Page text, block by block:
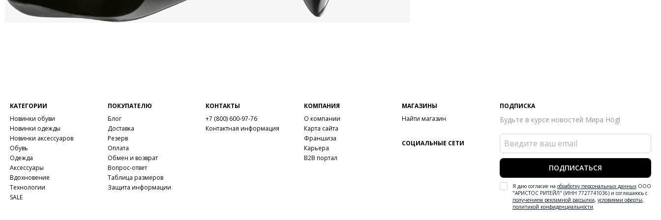
КАТЕГОРИИ
Новинки обуви
Новинки одежды
Новинки аксессуаров
Обувь
Одежда
Аксессуары
Вдохновение
Технологии
SALE
ПОКУПАТЕЛЮ
Блог
Доставка
Резерв
Оплата
Обмен и возврат
Вопрос-ответ
Таблица размеров
Защита информации
КОНТАКТЫ
+7 (800) 600-97-76
Контактная информация
КОМПАНИЯ
О компании
Карта сайта
Франшиза
Карьера
B2B портал
МАГАЗИНЫ
Найти магазин
СОЦИАЛЬНЫЕ СЕТИ
ПОДПИСКА
Будьте в курсе новостей Мира Högl
ПОДПИСАТЬСЯ
Я даю согласие на обработку персональных данныхООО
"АРИСТОС РИТЕЙЛ" (ИНН 7727741036) и соглашаюсь с
получением рекламной рассылки, условиями оферты,
политикой конфиденциальности.